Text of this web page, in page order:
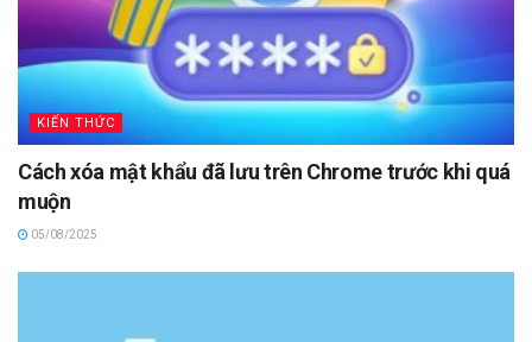
KIẾN THỨC
Cách xóa mật khẩu đã lưu trên Chrome trước khi quá
muộn
05/08/2025